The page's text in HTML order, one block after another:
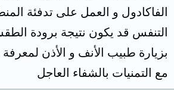
الفاكادول و العمل على تدفئة
التنفس قد يكون نتيجة برودة
بزيارة طبيب الأنف و الأذن
مع التمنيات بالشفاء العاجل